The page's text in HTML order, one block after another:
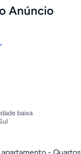
Anúncio
baixa